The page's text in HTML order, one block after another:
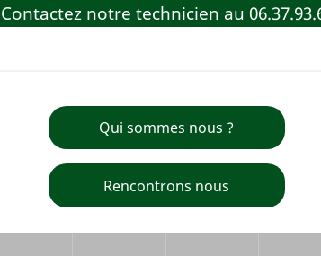
Contactez notre technicien au
Qui sommes nous ?
Rencontrons nous